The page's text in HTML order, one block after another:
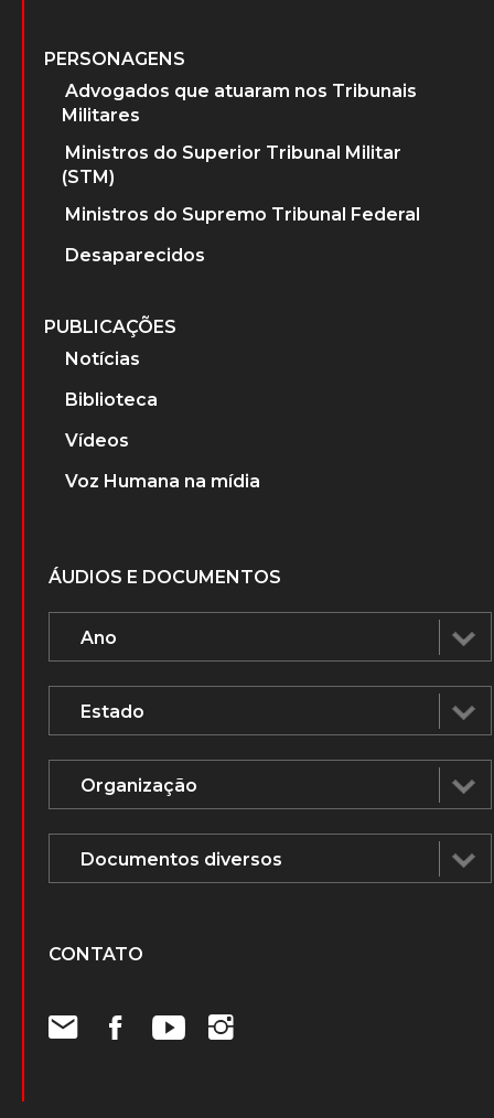
PERSONAGENS
Advogados que atuaram nos Tribunais
Militares
Ministros do Superior Tribunal Militar
(STM)
Ministros do Supremo Tribunal Federal
Desaparecidos
PUBLICAÇÕES
Notícias
Biblioteca
Vídeos
Voz Humana na mídia
ÁUDIOS E DOCUMENTOS
CONTATO